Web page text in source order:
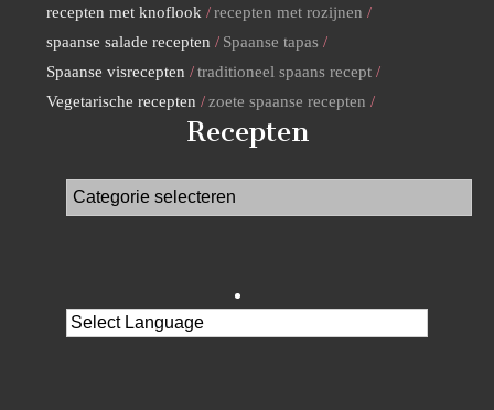
recepten met knoflook
recepten met rozijnen
spaanse salade recepten
Spaanse tapas
Spaanse visrecepten
traditioneel spaans recept
Vegetarische recepten
zoete spaanse recepten
Recepten